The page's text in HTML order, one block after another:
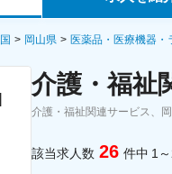
エージェントサー
スカウトサービス
岡山県 医薬品・医療機器
介護・福祉
介護・福祉関連サービス、
該当求人数 26 件中 1